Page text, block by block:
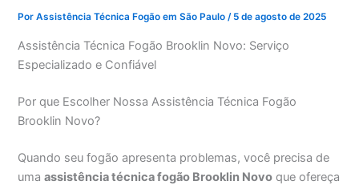
PorAssistência Técnica Fogão em São Paulo/ 5 de agosto de 2025
Assistência Técnica Fogão Brooklin Novo: Serviço
Especializado e Confiável
Por que Escolher Nossa Assistência Técnica Fogão
Brooklin Novo?
Quando seu fogão apresenta problemas, você precisa de
umaassistência técnica fogão Brooklin Novo que ofereça